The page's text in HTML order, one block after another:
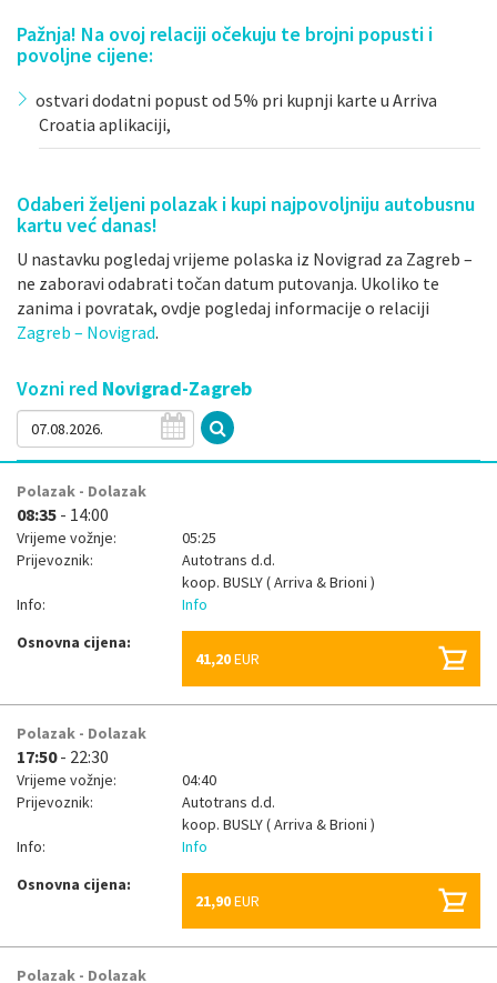
Pažnja! Na ovoj relaciji očekuju te brojni popusti i
povoljne cijene:
ostvari dodatni popust od 5% pri kupnji karte u Arriva
Croatia aplikaciji,
Odaberi željeni polazak i kupi najpovoljniju autobusnu
kartu već danas!
U nastavku pogledaj vrijeme polaska iz Novigrad za Zagreb –
ne zaboravi odabrati točan datum putovanja. Ukoliko te
zanima i povratak, ovdje pogledaj informacije o relaciji
Zagreb – Novigrad.
Vozni red Novigrad-Zagreb
Polazak - Dolazak
08:35 - 14:00
Vrijeme vožnje:
05:25
Prijevoznik:
Autotrans d.d.
koop. BUSLY ( Arriva & Brioni )
Info:
Info
Osnovna cijena:
41,20EUR
Polazak - Dolazak
17:50- 22:30
Vrijeme vožnje:
04:40
Prijevoznik:
Autotrans d.d.
koop. BUSLY ( Arriva & Brioni )
Info:
Info
Osnovna cijena:
21,90EUR
Polazak - Dolazak